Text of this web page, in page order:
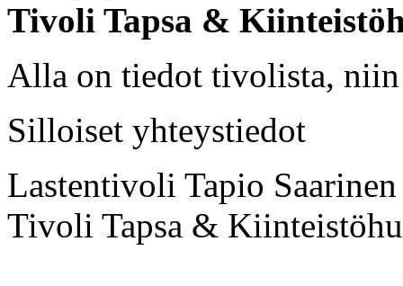
Tivoli Tapsa &
Alla on tiedot tivolista,
Silloiset yhteystiedot
Lastentivoli Tapio
Tivoli Tapsa &